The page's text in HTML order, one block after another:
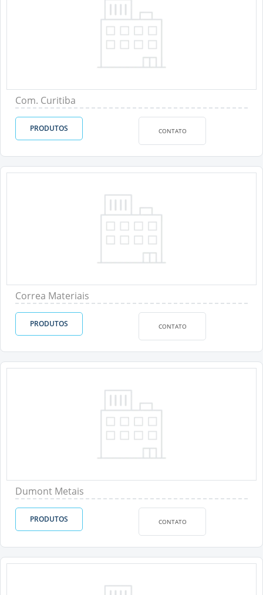
Com. Curitiba
PRODUTOS CONTATO
Correa Materiais
PRODUTOS CONTATO
Dumont Metais
PRODUTOS CONTATO